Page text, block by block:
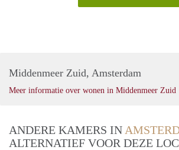
Middenmeer Zuid, Amsterdam
Meer informatie over wonen in Middenmeer Zuid
ANDERE KAMERS IN
ALTERNATIEF VOOR DEZE